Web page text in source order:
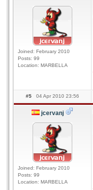
Joined: February 2010
Posts: 99
Location: MARBELLA
#5 04 Apr 2010 23:56
jcervanj
Joined: February 2010
Posts: 99
Location: MARBELLA